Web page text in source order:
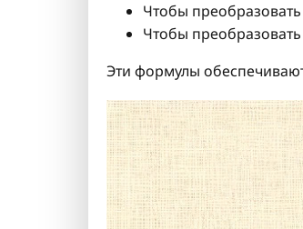
Чтобы
Чтобы
Эти формулы